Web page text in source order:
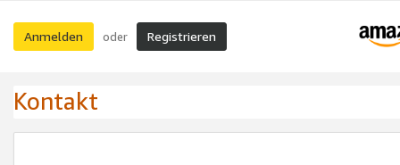
Anmelden oder Registrieren
Kontakt